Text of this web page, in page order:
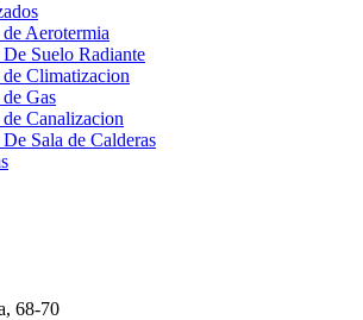
Aerotermia
Suelo Radiante
de Climatizacion
Gas
Canalizacion
Sala de Calderas
68-70